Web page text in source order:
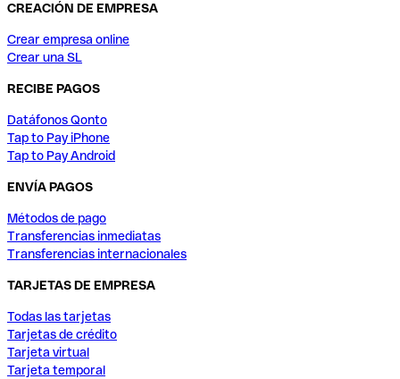
CREACIÓN DE EMPRESA
Crear empresa online
Crear una SL
RECIBE PAGOS
Datáfonos Qonto
Tap to Pay iPhone
Tap to Pay Android
ENVÍA PAGOS
Métodos de pago
Transferencias inmediatas
Transferencias internacionales
TARJETAS DE EMPRESA
Todas las tarjetas
Tarjetas de crédito
Tarjeta virtual
Tarjeta temporal